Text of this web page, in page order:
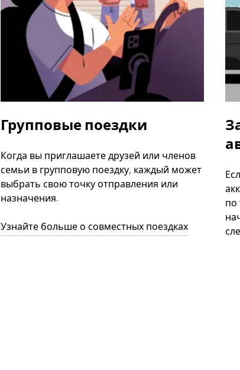
Групповые поездки
Когда вы приглашаете друзей или членов
семьи в групповую поездку, каждый может
выбрать свою точку отправления или
назначения.
Узнайте больше о совместных поездках
по